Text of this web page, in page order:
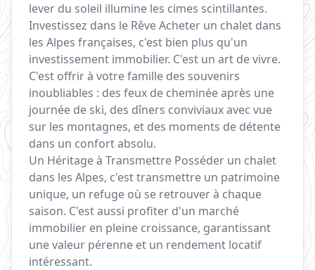
lever du soleil illumine les cimes scintillantes.
Investissez dans le Rêve Acheter un chalet dans
les Alpes françaises, c'est bien plus qu'un
investissement immobilier. C'est un art de vivre.
C'est offrir à votre famille des souvenirs
inoubliables : des feux de cheminée après une
journée de ski, des dîners conviviaux avec vue
sur les montagnes, et des moments de détente
dans un confort absolu.
Un Héritage à Transmettre Posséder un chalet
dans les Alpes, c'est transmettre un patrimoine
unique, un refuge où se retrouver à chaque
saison. C'est aussi profiter d'un marché
immobilier en pleine croissance, garantissant
une valeur pérenne et un rendement locatif
intéressant.